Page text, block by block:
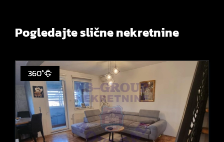
Pogledajte slične nekretnine
360°